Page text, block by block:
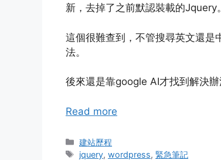
新，去掉了之前默認裝載的Jquery。
這個很難查到，不管搜尋英文還是
法。
後來還是靠google AI才找到解決
Read more
Categories
建站歷程
Tags
jquery,wordpress,緊急筆記